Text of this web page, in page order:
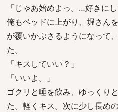
「じゃあ始めよっ。…好きにし
俺もベッドに上がり、堀さん
が覆いかぶさるようになって
た。
「キスしていい？」
「いいよ。」
ゴクリと唾を飲み、ゆっくり
た。軽くキス。次に少し長め